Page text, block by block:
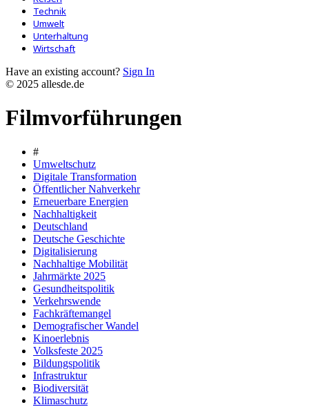
Technik
Umwelt
Unterhaltung
Wirtschaft
Have an existing account? Sign In
© 2025 allesde.de
Filmvorführungen
#
Umweltschutz
Digitale Transformation
Öffentlicher Nahverkehr
Erneuerbare Energien
Nachhaltigkeit
Deutschland
Deutsche Geschichte
Digitalisierung
Nachhaltige Mobilität
Jahrmärkte 2025
Gesundheitspolitik
Verkehrswende
Fachkräftemangel
Demografischer Wandel
Kinoerlebnis
Volksfeste 2025
Bildungspolitik
Infrastruktur
Biodiversität
Klimaschutz